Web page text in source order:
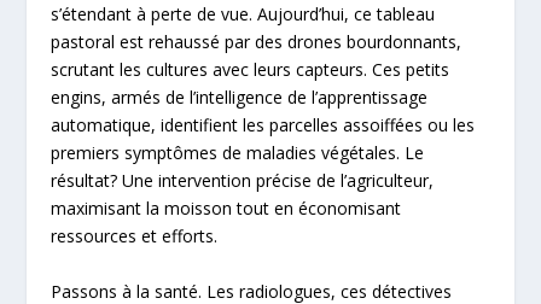
s’étendant à perte de vue. Aujourd’hui, ce tableau
pastoral est rehaussé par des drones bourdonnants,
scrutant les cultures avec leurs capteurs. Ces petits
engins, armés de l’intelligence de l’apprentissage
automatique, identifient les parcelles assoiffées ou les
premiers symptômes de maladies végétales. Le
résultat? Une intervention précise de l’agriculteur,
maximisant la moisson tout en économisant
ressources et efforts.
Passons à la santé. Les radiologues, ces détectives